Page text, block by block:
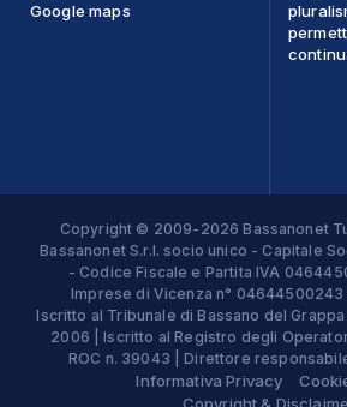
Google maps
Copyright © 2009-2026 Bassanonet
Bassanonet S.r.l. socio unico - Capitale
- Codice Fiscale e Partita IVA
Imprese di Vicenza n° 04644500243
Iscritto al Tribunale di Bassano del
2006 | Iscritto al Registro degli
ROC n. 39043 | Direttore
Informativa Privacy